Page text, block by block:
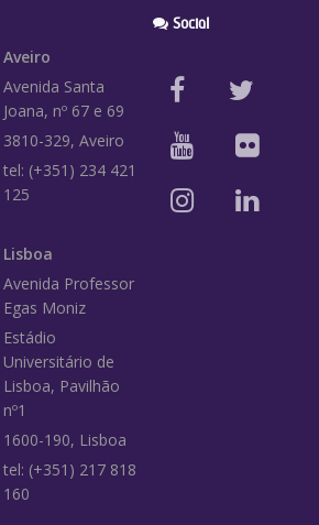
Aveiro
Avenida Santa
Joana, nº 67 e 69
3810-329, Aveiro
tel: (+351) 234 421
125
Lisboa
Avenida Professor
Egas Moniz
Estádio
Universitário de
Lisboa, Pavilhão
nº1
1600-190, Lisboa
tel: (+351) 217 818
160
Social